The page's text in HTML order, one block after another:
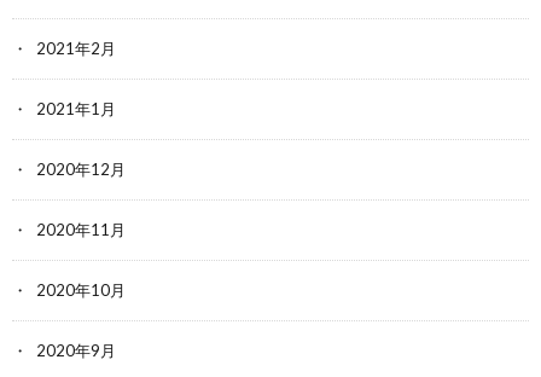
2021年2月
2021年1月
2020年12月
2020年11月
2020年10月
2020年9月